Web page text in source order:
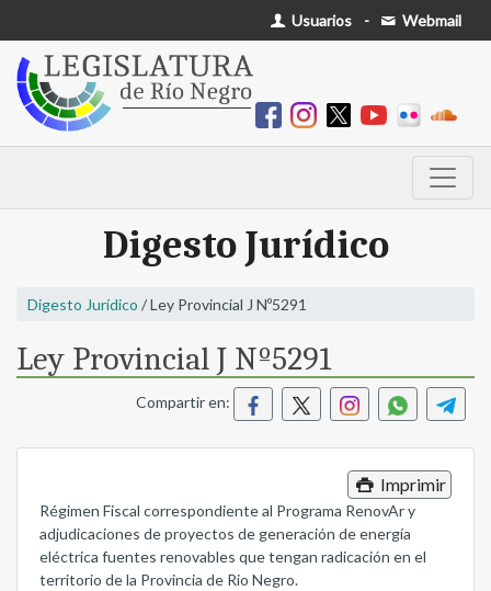
Usuarios - Webmail
Digesto Jurídico
Digesto Jurídico / Ley Provincial J Nº5291
Ley Provincial J Nº5291
Compartir en:
Imprimir
Régimen Fiscal correspondiente al Programa RenovAr y
adjudicaciones de proyectos de generación de energía
eléctrica fuentes renovables que tengan radicación en el
territorio de la Provincia de Rio Negro.